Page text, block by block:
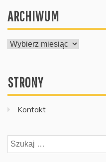
ARCHIWUM
ARCHIWUM
STRONY
Kontakt
Szukaj: